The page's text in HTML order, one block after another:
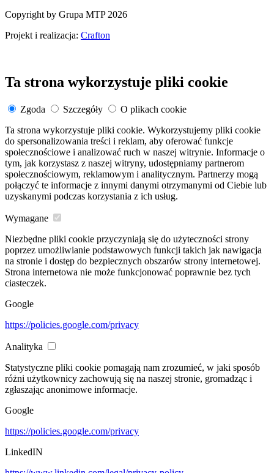
Copyright by Grupa MTP 2026
Projekt i realizacja: Crafton
Ta strona wykorzystuje pliki cookie
Zgoda Szczegóły
O plikach cookie
Ta strona wykorzystuje pliki cookie. Wykorzystujemy pliki cookie
do spersonalizowania treści i reklam, aby oferować funkcje
społecznościowe i analizować ruch w naszej witrynie. Informacje o
tym, jak korzystasz z naszej witryny, udostępniamy partnerom
społecznościowym, reklamowym i analitycznym. Partnerzy mogą
połączyć te informacje z innymi danymi otrzymanymi od Ciebie lub
uzyskanymi podczas korzystania z ich usług.
Wymagane
Niezbędne pliki cookie przyczyniają się do użyteczności strony
poprzez umożliwianie podstawowych funkcji takich jak nawigacja
na stronie i dostęp do bezpiecznych obszarów strony internetowej.
Strona internetowa nie może funkcjonować poprawnie bez tych
ciasteczek.
Google
https://policies.google.com/privacy
Analityka
Statystyczne pliki cookie pomagają nam zrozumieć, w jaki sposób
różni użytkownicy zachowują się na naszej stronie, gromadząc i
zgłaszając anonimowe informacje.
Google
https://policies.google.com/privacy
LinkedIN